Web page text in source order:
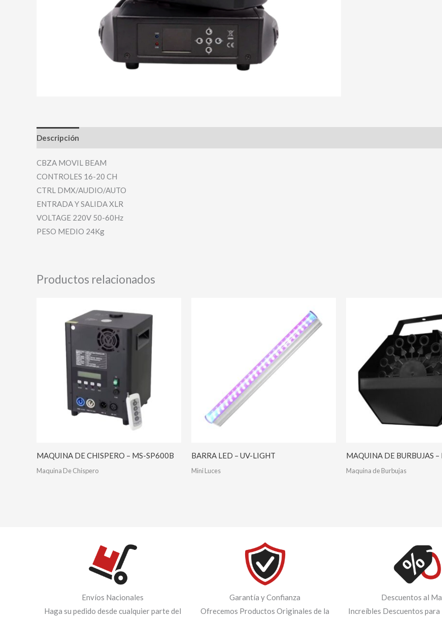
Descripción
CBZA MOVIL BEAM
CONTROLES 16-20 CH
CTRL DMX/AUDIO/AUTO
ENTRADA Y SALIDA XLR
VOLTAGE 220V 50-60Hz
PESO MEDIO 24Kg
Productos relacionados
MAQUINA DE CHISPERO – MS-SP600B
Maquina De Chispero
BARRA LED – UV-LIGHT
Mini Luces
MAQUINA DE BURBUJAS
Maquina de Burbujas
Envíos Nacionales
Haga su pedido desde cualquier parte del
Garantía y Confianza
Ofrecemos Productos Originales de la
Descuentos al
Increíbles Descuentos